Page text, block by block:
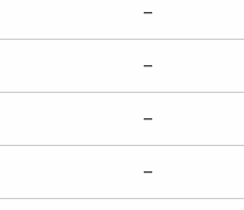
–
–
–
–